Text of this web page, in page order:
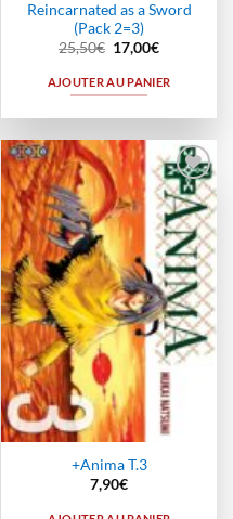
Reincarnated as a Sword
(Pack 2=3)
25,50€ Le
prix
initial
était :
17,00€Le
actuel
est :
AJOUTER AU PANIER
Ajouter
à la
wishlist
+Anima T.3
7,90€